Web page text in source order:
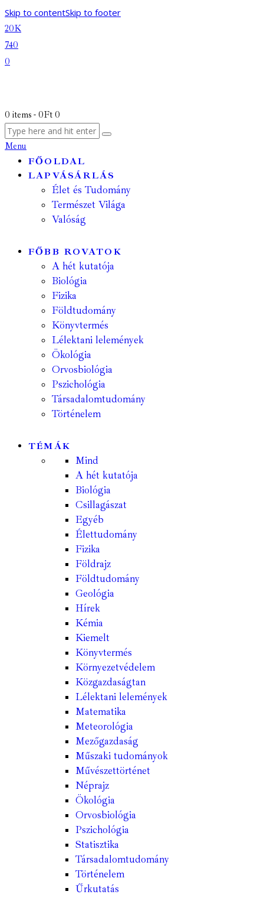
Skip to contentSkip to footer
20K
740
0
0 items - 0Ft 0
Menu
FŐOLDAL
LAPVÁSÁRLÁS
Élet és Tudomány
Természet Világa
Valóság
FŐBB ROVATOK
A hét kutatója
Biológia
Fizika
Földtudomány
Könyvtermés
Lélektani lelemények
Ökológia
Orvosbiológia
Pszichológia
Társadalomtudomány
Történelem
TÉMÁK
Mind
A hét kutatója
Biológia
Csillagászat
Egyéb
Élettudomány
Fizika
Földrajz
Földtudomány
Geológia
Hírek
Kémia
Kiemelt
Könyvtermés
Környezetvédelem
Közgazdaságtan
Lélektani lelemények
Matematika
Meteorológia
Mezőgazdaság
Műszaki tudományok
Művészettörténet
Néprajz
Ökológia
Orvosbiológia
Pszichológia
Statisztika
Társadalomtudomány
Történelem
Űrkutatás